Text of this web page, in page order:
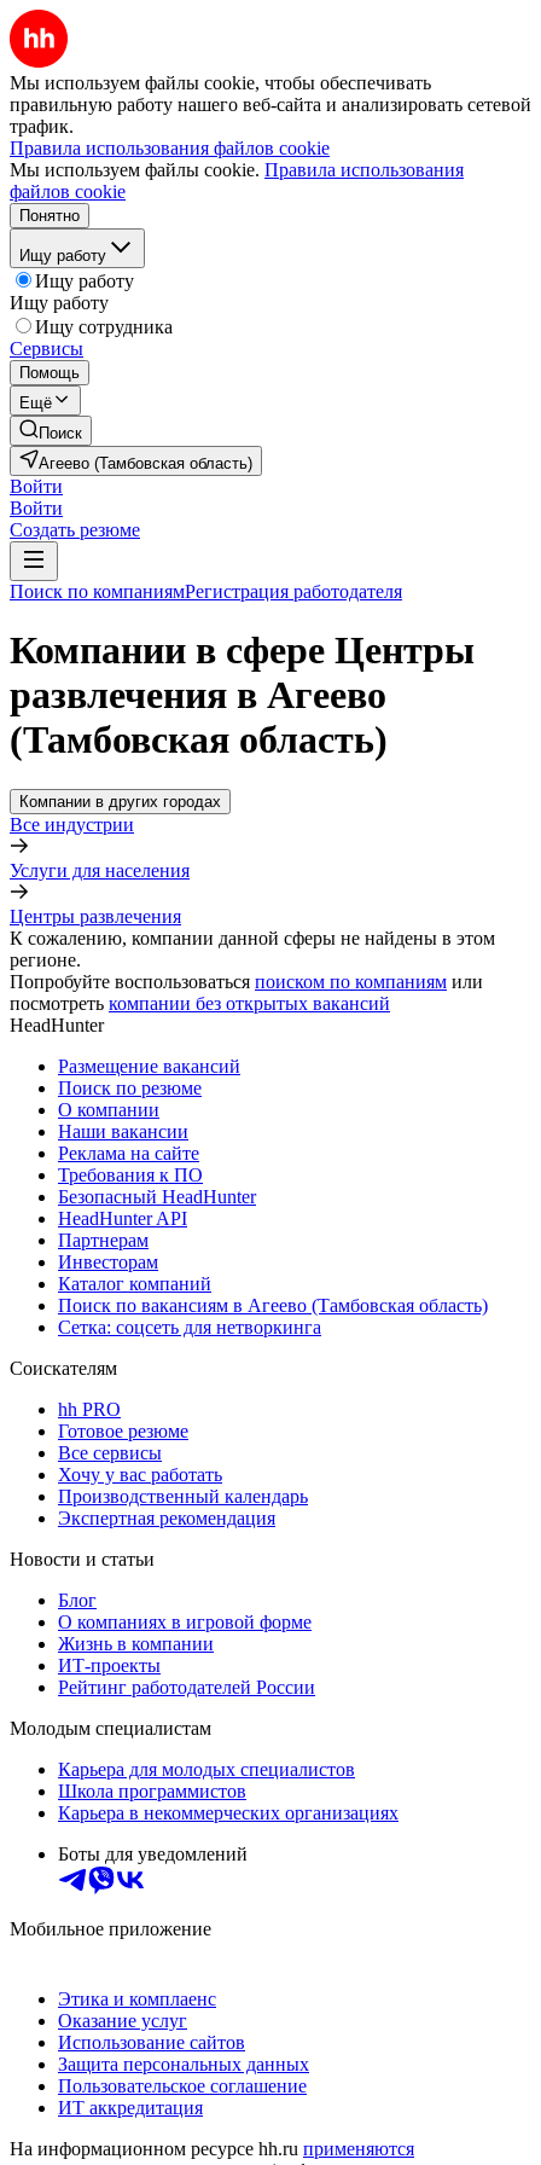
Мы используем файлы cookie, чтобы обеспечивать
правильную работу нашего веб-сайта и анализировать сетевой
трафик.
Правила использования файлов cookie
Мы используем файлы cookie. Правила использования
файлов cookie
Понятно
Ищу работу
Ищу работу
Ищу работу
Ищу сотрудника
Сервисы
Помощь
Ещё
Поиск
Агеево (Тамбовская область)
Войти
Войти
Создать резюме
Поиск по компаниямРегистрация работодателя
Компании в сфере Центры
развлечения в Агеево
(Тамбовская область)
Компании в других городах
Все индустрии
Услуги для населения
Центры развлечения
К сожалению, компании данной сферы не найдены в этом
регионе.
Попробуйте воспользоваться поиском по компаниям или
посмотреть компании без открытых вакансий
HeadHunter
Размещение вакансий
Поиск по резюме
О компании
Наши вакансии
Реклама на сайте
Требования к ПО
Безопасный HeadHunter
HeadHunter API
Партнерам
Инвесторам
Каталог компаний
Поиск по вакансиям в Агеево (Тамбовская область)
Сетка: соцсеть для нетворкинга
Соискателям
hh PRO
Готовое резюме
Все сервисы
Хочу у вас работать
Производственный календарь
Экспертная рекомендация
Новости и статьи
Блог
О компаниях в игровой форме
Жизнь в компании
ИТ-проекты
Рейтинг работодателей России
Молодым специалистам
Карьера для молодых специалистов
Школа программистов
Карьера в некоммерческих организациях
Боты для уведомлений
Мобильное приложение
Этика и комплаенс
Оказание услуг
Использование сайтов
Защита персональных данных
Пользовательское соглашение
ИТ аккредитация
На информационном ресурсе hh.ru применяются